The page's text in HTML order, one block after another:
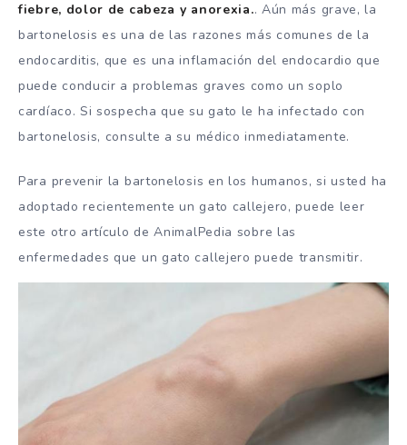
fiebre, dolor de cabeza y anorexia.. Aún más grave, la
bartonelosis es una de las razones más comunes de la
endocarditis, que es una inflamación del endocardio que
puede conducir a problemas graves como un soplo
cardíaco. Si sospecha que su gato le ha infectado con
bartonelosis, consulte a su médico inmediatamente.
Para prevenir la bartonelosis en los humanos, si usted ha
adoptado recientemente un gato callejero, puede leer
este otro artículo de AnimalPedia sobre las
enfermedades que un gato callejero puede transmitir.